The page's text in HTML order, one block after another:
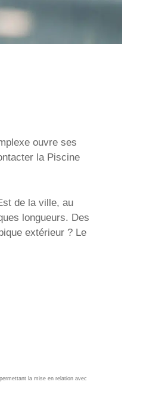
ouvre ses
la Piscine
de la ville, au
longueurs. Des
extérieur ? Le
la mise en relation avec